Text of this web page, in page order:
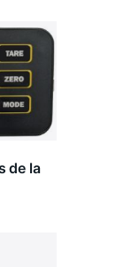
de la